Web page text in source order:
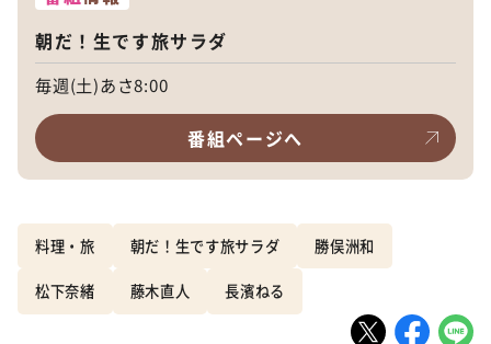
朝だ！生です旅サラダ
毎週(土)あさ8:00
番組ページへ
料理・旅 朝だ！生です旅サラダ 勝俣洲和
松下奈緒 藤木直人 長濱ねる